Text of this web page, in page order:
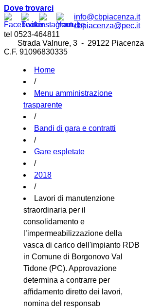
Dove trovarci
info@cbpiacenza.it
cbpiacenza@pec.it
tel 0523-464811
Strada Valnure, 3 - 29122 Piacenza
C.F. 91096830335
Home
/
Menu amministrazione
trasparente
/
Bandi di gara e contratti
/
Gare espletate
/
2018
/
Lavori di manutenzione
straordinaria per il
consolidamento e
l’impermeabilizzazione della
vasca di carico dell'impianto RDB
in Comune di Borgonovo Val
Tidone (PC). Approvazione
determina a contrarre per
affidamento diretto dei lavori,
nomina del responsab